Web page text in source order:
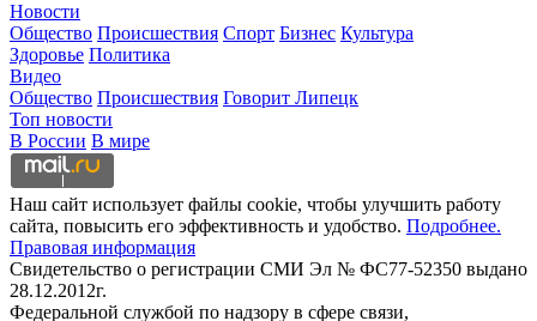
Новости
Общество Происшествия Спорт Бизнес Культура
Здоровье Политика
Видео
Общество Происшествия Говорит Липецк
Топ новости
В России В мире
Наш сайт использует файлы cookie, чтобы улучшить работу
сайта, повысить его эффективность и удобство. Подробнее.
Правовая информация
Свидетельство о регистрации СМИ Эл № ФС77-52350 выдано
28.12.2012г.
Федеральной службой по надзору в сфере связи,